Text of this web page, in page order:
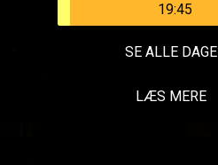
19:45
SE ALLE DAGE
LÆS MERE